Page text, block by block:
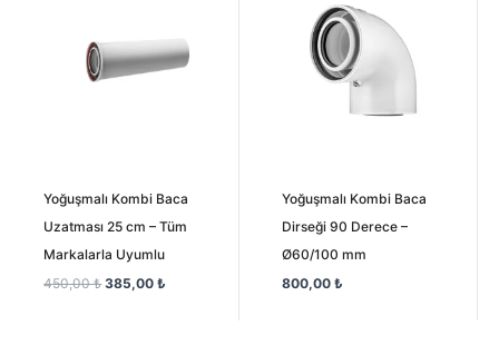
Yoğuşmalı Kombi Baca
Uzatması 25 cm – Tüm
Markalarla Uyumlu
450,00₺ 385,00₺
Yoğuşmalı Kombi Baca
Dirseği 90 Derece –
Ø60/100 mm
800,00₺